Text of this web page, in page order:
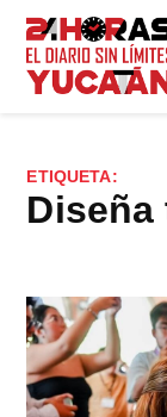
Saltar
contenido
ETIQUETA: